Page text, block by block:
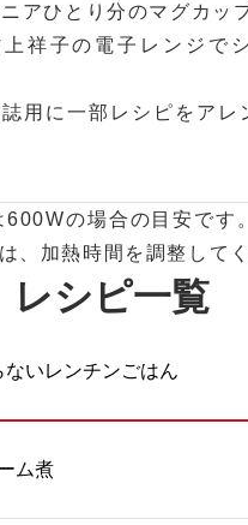
ニアひとり分のマグカッ
上祥子の電子レンジで
用に一部レシピをアレ
の場合の目安です
、加熱時間を調整してく
レシピ一覧
いレンチンごはん
ム煮